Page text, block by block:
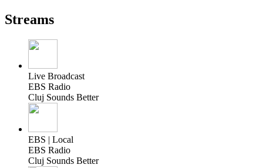
Streams
Live Broadcast
EBS Radio
Cluj Sounds Better
EBS | Local
EBS Radio
Cluj Sounds Better